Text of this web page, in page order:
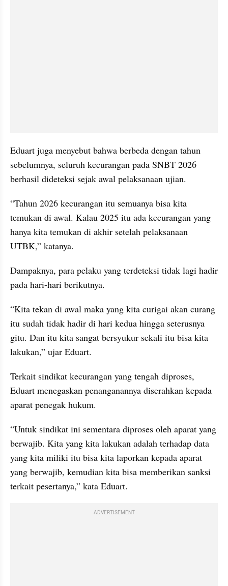
Eduart juga menyebut bahwa berbeda dengan tahun
sebelumnya, seluruh kecurangan pada SNBT 2026
berhasil dideteksi sejak awal pelaksanaan ujian.
“Tahun 2026 kecurangan itu semuanya bisa kita
temukan di awal. Kalau 2025 itu ada kecurangan yang
hanya kita temukan di akhir setelah pelaksanaan
UTBK,” katanya.
Dampaknya, para pelaku yang terdeteksi tidak lagi hadir
pada hari-hari berikutnya.
“Kita tekan di awal maka yang kita curigai akan curang
itu sudah tidak hadir di hari kedua hingga seterusnya
gitu. Dan itu kita sangat bersyukur sekali itu bisa kita
lakukan,” ujar Eduart.
Terkait sindikat kecurangan yang tengah diproses,
Eduart menegaskan penanganannya diserahkan kepada
aparat penegak hukum.
“Untuk sindikat ini sementara diproses oleh aparat yang
berwajib. Kita yang kita lakukan adalah terhadap data
yang kita miliki itu bisa kita laporkan kepada aparat
yang berwajib, kemudian kita bisa memberikan sanksi
terkait pesertanya,” kata Eduart.
ADVERTISEMENT